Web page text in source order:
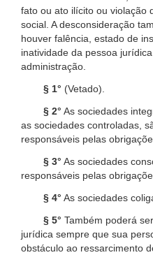
fato ou ato ilícito ou violação
social. A desconsideração
houver falência, estado de
inatividade da pessoa
administração.
§ 1° (Vetado).
§ 2° As sociedades
as sociedades controladas,
responsáveis pelas
§ 3° As sociedades
responsáveis pelas
§ 4° As sociedades
§ 5° Também poderá
jurídica sempre que sua
obstáculo ao ressarcimento